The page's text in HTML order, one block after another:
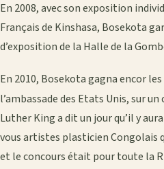
En 2008, avec son exposition
Français de Kinshasa, Bosekota
d’exposition de la Halle de la
En 2010, Bosekota gagna encor les
l’ambassade des Etats Unis, sur
Luther King a dit un jour qu’il y
vous artistes plasticien Congolais
et le concours était pour toute la